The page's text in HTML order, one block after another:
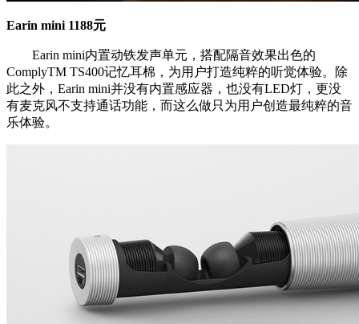
Earin mini 1188元
Earin mini内置动铁发声单元，搭配隔音效果出色的
ComplyTM TS400记忆耳棉，为用户打造纯粹的听觉体验。除
此之外，Earin mini并没有内置感应器，也没有LED灯，更没
有麦克风不支持通话功能，而这么做只为用户创造最纯粹的音
乐体验。